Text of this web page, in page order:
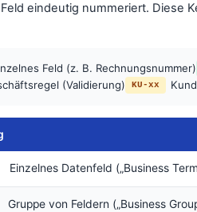
eindeutig nummeriert.
Feld (z. B. Rechnungsnummer)
(Validierung) KU-xx
Einzelnes Datenfeld („Business
Gruppe von Feldern („Business